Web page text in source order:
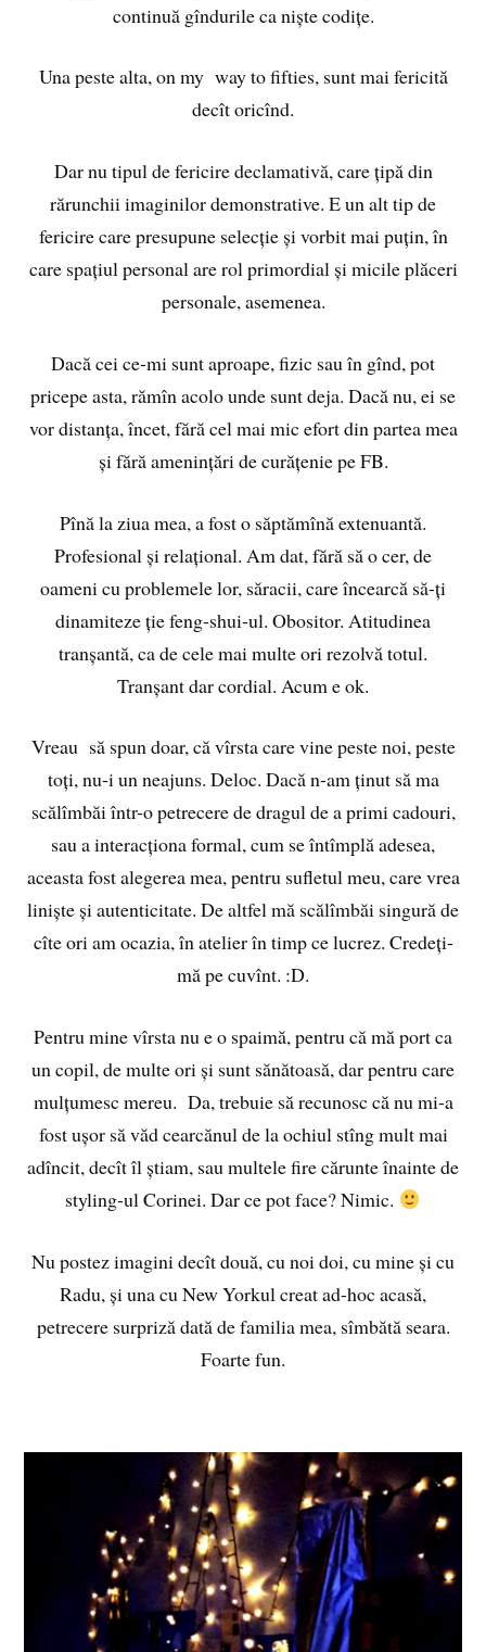
continuă gîndurile ca niște codițe.
Una peste alta, on my way to fifties, sunt mai fericită
decît oricînd.
Dar nu tipul de fericire declamativă, care țipă din
rărunchii imaginilor demonstrative. E un alt tip de
fericire care presupune selecție și vorbit mai puțin, în
care spațiul personal are rol primordial și micile plăceri
personale, asemenea.
Dacă cei ce-mi sunt aproape, fizic sau în gînd, pot
pricepe asta, rămîn acolo unde sunt deja. Dacă nu, ei se
vor distanța, încet, fără cel mai mic efort din partea mea
și fără amenințări de curățenie pe FB.
Pînă la ziua mea, a fost o săptămînă extenuantă.
Profesional și relațional. Am dat, fără să o cer, de
oameni cu problemele lor, săracii, care încearcă să-ți
dinamiteze ție feng-shui-ul. Obositor. Atitudinea
tranșantă, ca de cele mai multe ori rezolvă totul.
Tranșant dar cordial. Acum e ok.
Vreau să spun doar, că vîrsta care vine peste noi, peste
toți, nu-i un neajuns. Deloc. Dacă n-am ținut să ma
scălîmbăi într-o petrecere de dragul de a primi cadouri,
sau a interacționa formal, cum se întîmplă adesea,
aceasta fost alegerea mea, pentru sufletul meu, care vrea
liniște și autenticitate. De altfel mă scălîmbăi singură de
cîte ori am ocazia, în atelier în timp ce lucrez. Credeți-
mă pe cuvînt. :D.
Pentru mine vîrsta nu e o spaimă, pentru că mă port ca
un copil, de multe ori și sunt sănătoasă, dar pentru care
mulțumesc mereu. Da, trebuie să recunosc că nu mi-a
fost ușor să văd cearcănul de la ochiul stîng mult mai
adîncit, decît îl știam, sau multele fire cărunte înainte de
styling-ul Corinei. Dar ce pot face? Nimic.
Nu postez imagini decît două, cu noi doi, cu mine și cu
Radu, și una cu New Yorkul creat ad-hoc acasă,
petrecere surpriză dată de familia mea, sîmbătă seara.
Foarte fun.